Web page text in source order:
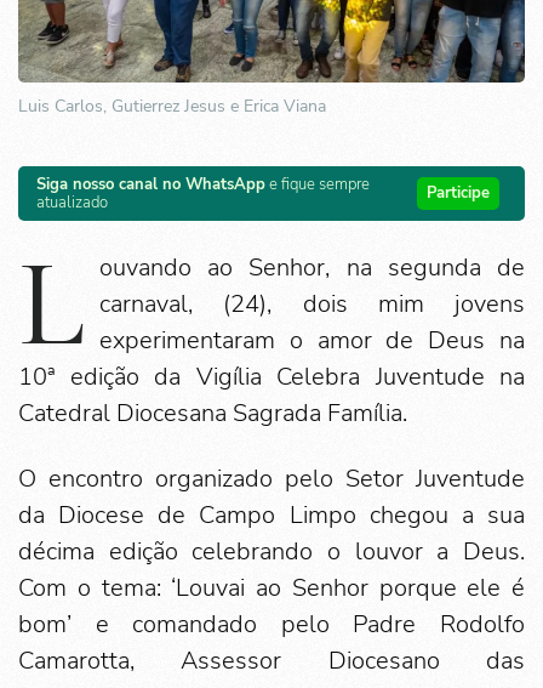
Luis Carlos, Gutierrez Jesus e Erica Viana
Siga nosso canal no WhatsAppe fique sempre
atualizado
Participe
L ouvando ao Senhor, na segunda de
carnaval, (24), dois mim jovens
experimentaram o amor de Deus na
10ª edição da Vigília Celebra Juventude na
Catedral Diocesana Sagrada Família.
O encontro organizado pelo Setor Juventude
da Diocese de Campo Limpo chegou a sua
décima edição celebrando o louvor a Deus.
Com o tema: ‘Louvai ao Senhor porque ele é
bom’ e comandado pelo Padre Rodolfo
Camarotta, Assessor Diocesano das